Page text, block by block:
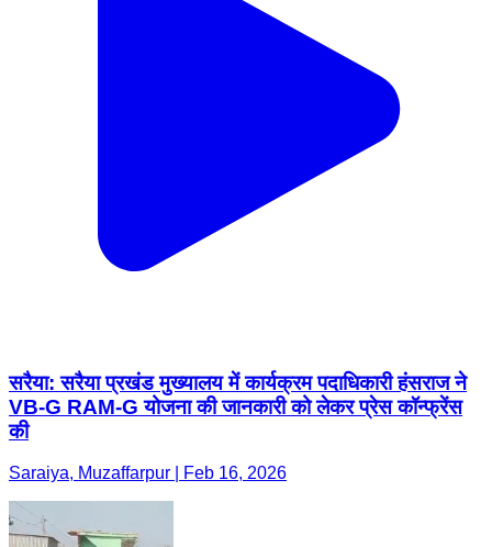
सरैया: सरैया प्रखंड मुख्यालय में कार्यक्रम पदाधिकारी हंसराज ने
VB-G RAM-G योजना की जानकारी को लेकर प्रेस कॉन्फ्रेंस
की
Saraiya, Muzaffarpur | Feb 16, 2026